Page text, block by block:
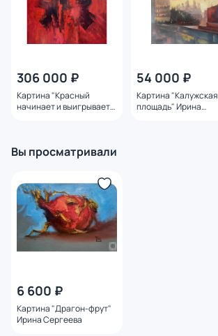
306 000 ₽
Картина "Красный
начинает и выигрывает"
54 000 ₽
Картина "Калужская
площадь" Ирина
Вы просматривали
6 600 ₽
Картина "Драгон-фрут"
Ирина Сергеева